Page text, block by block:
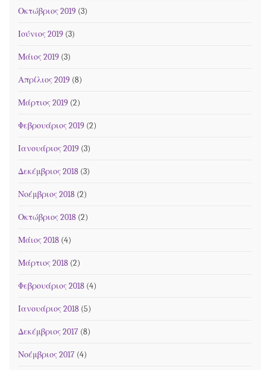
Οκτώβριος 2019 (3)
Ιούνιος 2019 (3)
Μάιος 2019 (3)
Απρίλιος 2019 (8)
Μάρτιος 2019 (2)
Φεβρουάριος 2019 (2)
Ιανουάριος 2019 (3)
Δεκέμβριος 2018 (3)
Νοέμβριος 2018 (2)
Οκτώβριος 2018 (2)
Μάιος 2018 (4)
Μάρτιος 2018 (2)
Φεβρουάριος 2018 (4)
Ιανουάριος 2018 (5)
Δεκέμβριος 2017 (8)
Νοέμβριος 2017 (4)